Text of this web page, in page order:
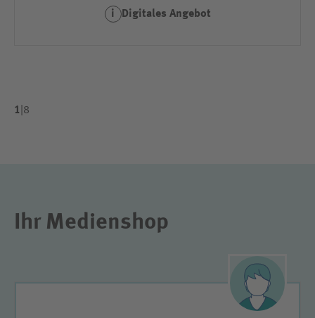
i Digitales Angebot
1 8
Ihr Medienshop